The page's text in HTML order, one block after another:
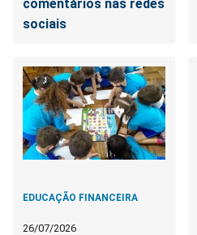
comentários nas redes
sociais
EDUCAÇÃO FINANCEIRA
26/07/2026